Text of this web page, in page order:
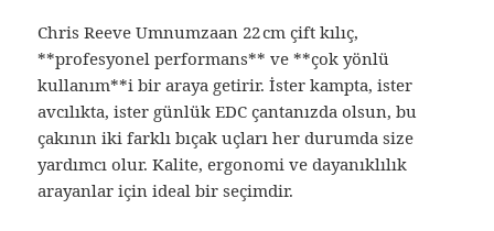
Chris Reeve Umnumzaan 22 cm çift kılıç,
**profesyonel performans** ve **çok yönlü
kullanım**i bir araya getirir. İster kampta, ister
avcılıkta, ister günlük EDC çantanızda olsun, bu
çakının iki farklı bıçak uçları her durumda size
yardımcı olur. Kalite, ergonomi ve dayanıklılık
arayanlar için ideal bir seçimdir.